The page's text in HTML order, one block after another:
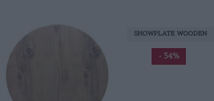
- 34%
SHOWPLATE WOODEN